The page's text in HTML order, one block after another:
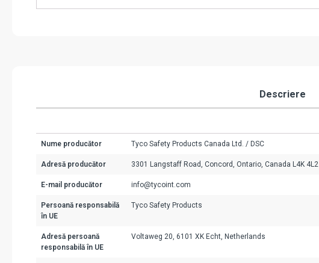
Descriere
Nume producător Tyco Safety Products Canada Ltd. / DSC
Adresă producător 3301 Langstaff Road, Concord, Ontario, Canada L4K 4L2
E-mail producător info@tycoint.com
Persoană responsabilă
în UE
Tyco Safety Products
Adresă persoană
responsabilă în UE
Voltaweg 20, 6101 XK Echt, Netherlands